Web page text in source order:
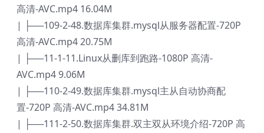
高清-AVC.mp4 16.04M
| ├──109-2-48.数据库集群.mysql从服务器配置-720P
高清-AVC.mp4 20.75M
| ├──11-1-11.Linux从删库到跑路-1080P 高清-
AVC.mp4 9.06M
| ├──110-2-49.数据库集群.mysql主从自动协商配
置-720P 高清-AVC.mp4 34.81M
| ├──111-2-50.数据库集群.双主双从环境介绍-720P 高